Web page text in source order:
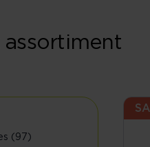
assortiment
(97)